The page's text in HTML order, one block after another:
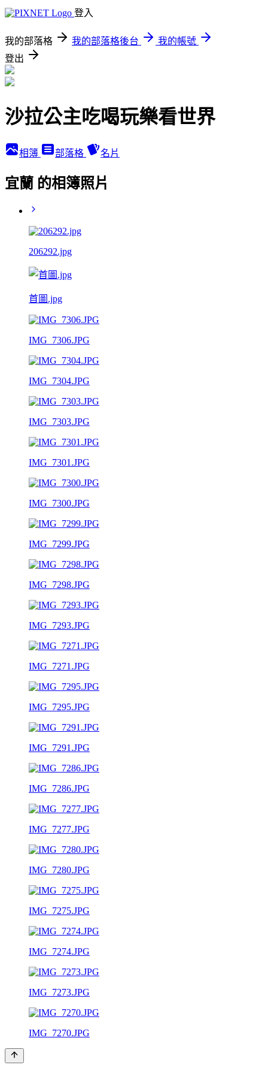
登入
我的部落格 我的部落格後台
我的帳號
登出
沙拉公主吃喝玩樂看世界
相簿 部落格 名片
宜蘭 的相簿照片
206292.jpg
首圖.jpg
IMG_7306.JPG
IMG_7304.JPG
IMG_7303.JPG
IMG_7301.JPG
IMG_7300.JPG
IMG_7299.JPG
IMG_7298.JPG
IMG_7293.JPG
IMG_7271.JPG
IMG_7295.JPG
IMG_7291.JPG
IMG_7286.JPG
IMG_7277.JPG
IMG_7280.JPG
IMG_7275.JPG
IMG_7274.JPG
IMG_7273.JPG
IMG_7270.JPG